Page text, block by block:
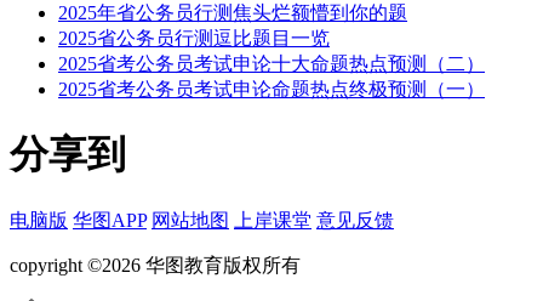
2025年省公务员行测焦头烂额懵到你的题
2025省公务员行测逗比题目一览
2025省考公务员考试申论十大命题热点预测（二）
2025省考公务员考试申论命题热点终极预测（一）
分享到
电脑版 华图APP 网站地图 上岸课堂 意见反馈
copyright ©2026 华图教育版权所有